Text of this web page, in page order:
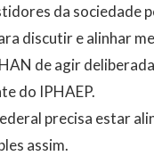
da sociedade
discutir e alinhar
de agir
do IPHAEP.
precisa estar
assim.